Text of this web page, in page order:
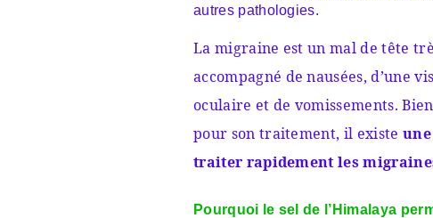
autres pathologies.
La migraine est un mal de tête
accompagné de nausées, d’une
oculaire et de vomissements.
pour son traitement, il existe
traiter rapidement les
Pourquoi le sel de l’Himalaya